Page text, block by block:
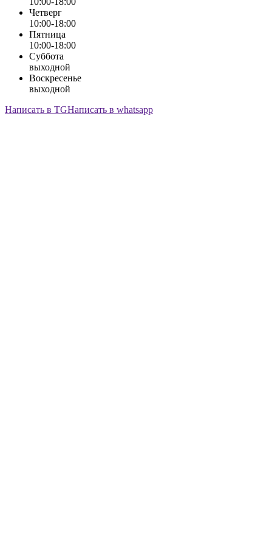
Четверг
10:00-18:00
Пятница
10:00-18:00
Суббота
выходной
Воскресенье
выходной
Написать в TGНаписать в whatsapp